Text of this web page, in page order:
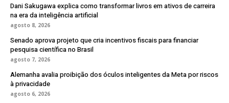
Dani Sakugawa explica como transformar livros em ativos de carreira
na era da inteligência artificial
agosto 8, 2026
Senado aprova projeto que cria incentivos fiscais para financiar
pesquisa científica no Brasil
agosto 7, 2026
Alemanha avalia proibição dos óculos inteligentes da Meta por riscos
à privacidade
agosto 6, 2026